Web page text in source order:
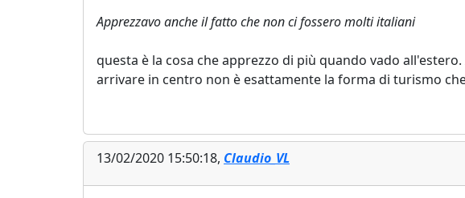
Apprezzavo anche il fatto che non ci fossero molti italiani
questa è la cosa che apprezzo di più quando vado
arrivare in centro non è esattamente la forma di turismo
13/02/2020 15:50:18, Claudio_VL